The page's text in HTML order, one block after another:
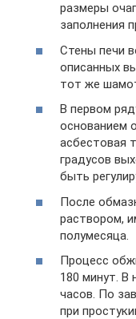
размеры
заполнения
Стены печи
описанных
тот же
В первом
основанием
асбестовая
градусов
быть
После
раствором,
полумесяца.
Процесс
180 минут. В
часов. По
при